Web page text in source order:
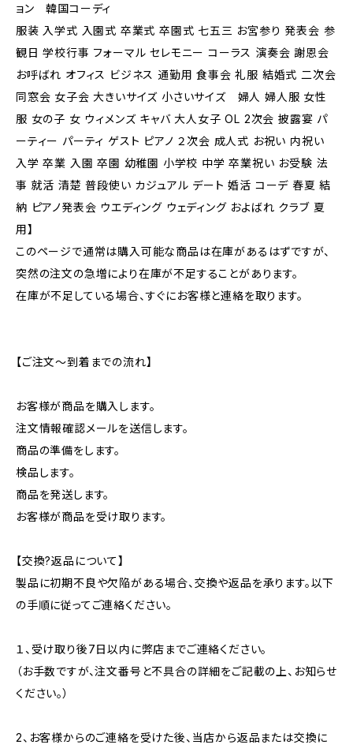
ョン 韓国コーディ
服装 入学式 入園式 卒業式 卒園式 七五三 お宮参り 発表会 参
観日 学校行事 フォーマル セレモニー コーラス 演奏会 謝恩会
お呼ばれ オフィス ビジネス 通勤用 食事会 礼服 結婚式 二次会
同窓会 女子会 大きいサイズ 小さいサイズ 婦人 婦人服 女性
服 女の子 女 ウィメンズ キャバ 大人女子 OL 2次会 披露宴 パ
ーティー パーティ ゲスト ピアノ ２次会 成人式 お祝い 内祝い
入学 卒業 入園 卒園 幼稚園 小学校 中学 卒業祝い お受験 法
事 就活 清楚 普段使い カジュアル デート 婚活 コーデ 春夏 結
納 ピアノ発表会 ウエディング ウェディング およばれ クラブ 夏
用】
このページで通常は購入可能な商品は在庫があるはずですが、
突然の注文の急増により在庫が不足することがあります。
在庫が不足している場合、すぐにお客様と連絡を取ります。
【ご注文～到着までの流れ】
お客様が商品を購入します。
注文情報確認メールを送信します。
商品の準備をします。
検品します。
商品を発送します。
お客様が商品を受け取ります。
【交換?返品について】
製品に初期不良や欠陥がある場合、交換や返品を承ります。以下
の手順に従ってご連絡ください。
１、受け取り後7日以内に弊店までご連絡ください。
（お手数ですが、注文番号と不具合の詳細をご記載の上、お知らせ
ください。）
2、お客様からのご連絡を受けた後、当店から返品または交換に